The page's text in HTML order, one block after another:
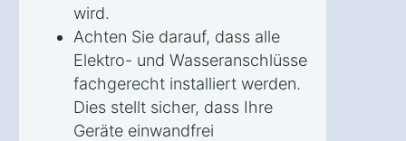
wird.
Achten Sie darauf, dass alle
Elektro- und Wasseranschlüsse
fachgerecht installiert werden.
Dies stellt sicher, dass Ihre
Geräte einwandfrei